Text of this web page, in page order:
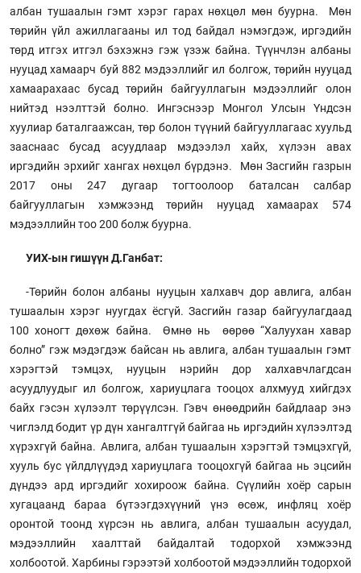
албан тушаалын гэмт хэрэг гарах нөхцөл мөн буурна. Мөн
төрийн үйл ажиллагааны ил тод байдал нэмэгдэж, иргэдийн
төрд итгэх итгэл бэхэжнэ гэж үзэж байна. Түүнчлэн албаны
нууцад хамаарч буй 882 мэдээллийг ил болгож, төрийн нууцад
хамаарахаас бусад төрийн байгууллагын мэдээллийг олон
нийтэд нээлттэй болно. Ингэснээр Монгол Улсын Үндсэн
хуулиар баталгаажсан, төр болон түүний байгууллагаас хуульд
зааснаас бусад асуудлаар мэдээлэл хайх, хүлээн авах
иргэдийн эрхийг хангах нөхцөл бүрдэнэ. Мөн Засгийн газрын
2017 оны 247 дугаар тогтоолоор баталсан салбар
байгууллагын хэмжээнд төрийн нууцад хамаарах 574
мэдээллийн тоо 200 болж буурна.
УИХ-ын гишүүн Д.Ганбат:
-Төрийн болон албаны нууцын халхавч дор авлига, албан
тушаалын хэрэг нуугдах ёсгүй. Засгийн газар байгуулагдаад
100 хоногт дөхөж байна. Өмнө нь өөрөө “Халуухан хавар
болно” гэж мэдэгдэж байсан нь авлига, албан тушаалын гэмт
хэрэгтэй тэмцэх, нууцын нэрийн дор халхавчлагдсан
асуудлуудыг ил болгож, хариуцлага тооцох алхмууд хийгдэх
байх гэсэн хүлээлт төрүүлсэн. Гэвч өнөөдрийн байдлаар энэ
чиглэлд бодит үр дүн хангалтгүй байгаа нь иргэдийн хүлээлтэд
хүрэхгүй байна. Авлига, албан тушаалын хэрэгтэй тэмцэхгүй,
хууль бус үйлдлүүдэд хариуцлага тооцохгүй байгаа нь эцсийн
дүндээ ард иргэдийг хохироож байна. Сүүлийн хоёр сарын
хугацаанд бараа бүтээгдэхүүний үнэ өсөж, инфляц хоёр
оронтой тоонд хүрсэн нь авлига, албан тушаалын асуудал,
мэдээллийн хаалттай байдалтай тодорхой хэмжээнд
холбоотой. Харбины гэрээтэй холбоотой мэдээллийн тодорхой